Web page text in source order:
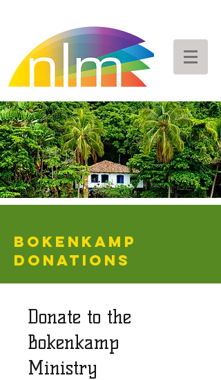
Bokenkamp
DONATIONS
Donate to the
Bokenkamp
Ministry